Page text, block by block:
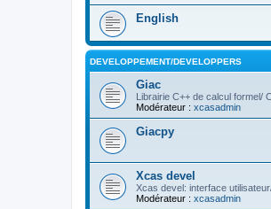
English
DEVELOPPEMENT/DEVELOPPERS
Giac
Librairie C++ de calcul formel/
Modérateur : xcasadmin
Giacpy
Xcas devel
Xcas devel: interface
Modérateur : xcasadmin